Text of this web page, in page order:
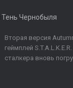
Тень Чернобыля
Вторая версия
геймплей
сталкера вновь